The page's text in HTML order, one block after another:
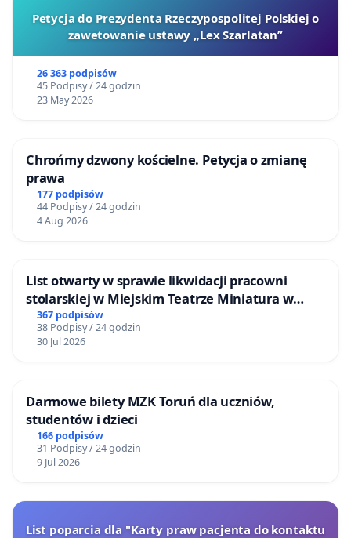
Petycja do Prezydenta Rzeczypospolitej Polskiej o
zawetowanie ustawy „Lex Szarlatan”
26 363 podpisów
45 Podpisy / 24 godzin
23 May 2026
Chrońmy dzwony kościelne. Petycja o zmianę
prawa
177 podpisów
44 Podpisy / 24 godzin
4 Aug 2026
List otwarty w sprawie likwidacji pracowni
stolarskiej w Miejskim Teatrze Miniatura w
Gdańsku
367 podpisów
38 Podpisy / 24 godzin
30 Jul 2026
Darmowe bilety MZK Toruń dla uczniów,
studentów i dzieci
166 podpisów
31 Podpisy / 24 godzin
9 Jul 2026
List poparcia dla "Karty praw pacjenta do kontaktu